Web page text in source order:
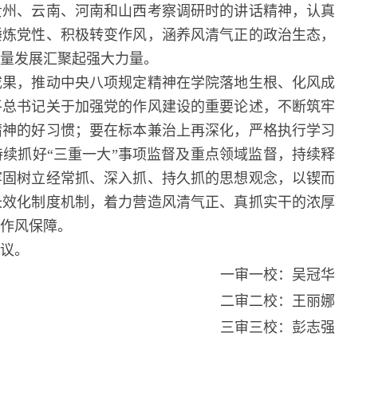
、云南、河南和山西考察调研时的讲话精神，认真
党性、积极转变作风，涵养风清气正的政治生态，
发展汇聚起强大力量。
，推动中央八项规定精神在学院落地生根、化风成
书记关于加强党的作风建设的重要论述，不断筑牢
的好习惯；要在标本兼治上再深化，严格执行学习
抓好“三重一大”事项监督及重点领域监督，持续释
树立经常抓、深入抓、持久抓的思想观念，以锲而
化制度机制，着力营造风清气正、真抓实干的浓厚
风保障。
。
一审一校：吴冠华
二审二校：王丽娜
三审三校：彭志强